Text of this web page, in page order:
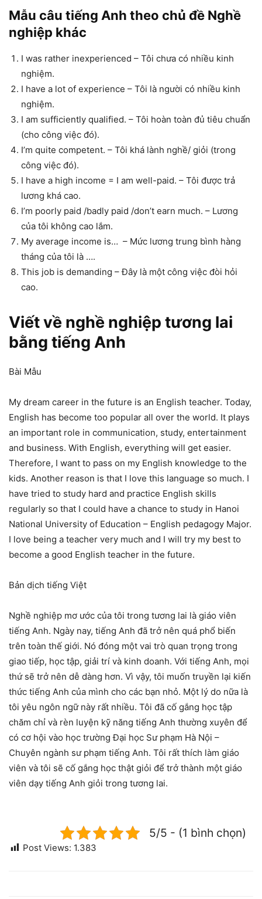
Mẫu câu tiếng Anh theo chủ đề Nghề
nghiệp khác
I was rather inexperienced – Tôi chưa có nhiều kinh
nghiệm.
I have a lot of experience – Tôi là người có nhiều kinh
nghiệm.
I am sufficiently qualified. – Tôi hoàn toàn đủ tiêu chuẩn
(cho công việc đó).
I’m quite competent. – Tôi khá lành nghề/ giỏi (trong
công việc đó).
I have a high income = I am well-paid. – Tôi được trả
lương khá cao.
I’m poorly paid /badly paid /don’t earn much. – Lương
của tôi không cao lắm.
My average income is… – Mức lương trung bình hàng
tháng của tôi là ….
This job is demanding – Đây là một công việc đòi hỏi
cao.
Viết về nghề nghiệp tương lai
bằng tiếng Anh
Bài Mẫu
My dream career in the future is an English teacher. Today,
English has become too popular all over the world. It plays
an important role in communication, study, entertainment
and business. With English, everything will get easier.
Therefore, I want to pass on my English knowledge to the
kids. Another reason is that I love this language so much. I
have tried to study hard and practice English skills
regularly so that I could have a chance to study in Hanoi
National University of Education – English pedagogy Major.
I love being a teacher very much and I will try my best to
become a good English teacher in the future.
Bản dịch tiếng Việt
Nghề nghiệp mơ ước của tôi trong tương lai là giáo viên
tiếng Anh. Ngày nay, tiếng Anh đã trở nên quá phổ biến
trên toàn thế giới. Nó đóng một vai trò quan trọng trong
giao tiếp, học tập, giải trí và kinh doanh. Với tiếng Anh, mọi
thứ sẽ trở nên dễ dàng hơn. Vì vậy, tôi muốn truyền lại kiến ​​
thức tiếng Anh của mình cho các bạn nhỏ. Một lý do nữa là
tôi yêu ngôn ngữ này rất nhiều. Tôi đã cố gắng học tập
chăm chỉ và rèn luyện kỹ năng tiếng Anh thường xuyên để
có cơ hội vào học trường Đại học Sư phạm Hà Nội –
Chuyên ngành sư phạm tiếng Anh. Tôi rất thích làm giáo
viên và tôi sẽ cố gắng học thật giỏi để trở thành một giáo
viên dạy tiếng Anh giỏi trong tương lai.
5/5 - (1 bình chọn)
Post Views: 1.383